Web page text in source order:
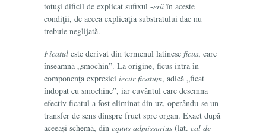
totuși dificil de explicat sufixul -eră în aceste
condiţii, de aceea explicaţia substratului dac nu
trebuie neglijată.
Ficatul este derivat din termenul latinesc ficus, care
înseamnă „smochin”. La origine, ficus intra în
componenţa expresiei iecur ficatum, adică „ficat
îndopat cu smochine”, iar cuvântul care desemna
efectiv ficatul a fost eliminat din uz, operându-se un
transfer de sens dinspre fruct spre organ. Exact după
aceeași schemă, din equus admissarius (lat. cal de